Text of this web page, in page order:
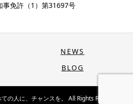
事免許（1）第31697号
NEWS
BLOG
の人に、チャンスを。 All Rights Reserved.